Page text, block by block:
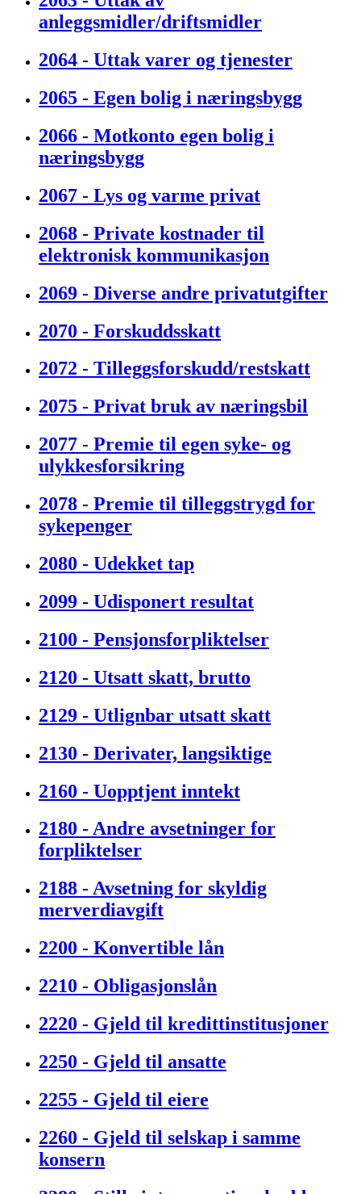
anleggsmidler/driftsmidler
2064 - Uttak varer og tjenester
2065 - Egen bolig i næringsbygg
2066 - Motkonto egen bolig i
næringsbygg
2067 - Lys og varme privat
2068 - Private kostnader til
elektronisk kommunikasjon
2069 - Diverse andre privatutgifter
2070 - Forskuddsskatt
2072 - Tilleggsforskudd/restskatt
2075 - Privat bruk av næringsbil
2077 - Premie til egen syke- og
ulykkesforsikring
2078 - Premie til tilleggstrygd for
sykepenger
2080 - Udekket tap
2099 - Udisponert resultat
2100 - Pensjonsforpliktelser
2120 - Utsatt skatt, brutto
2129 - Utlignbar utsatt skatt
2130 - Derivater, langsiktige
2160 - Uopptjent inntekt
2180 - Andre avsetninger for
forpliktelser
2188 - Avsetning for skyldig
merverdiavgift
2200 - Konvertible lån
2210 - Obligasjonslån
2220 - Gjeld til kredittinstitusjoner
2250 - Gjeld til ansatte
2255 - Gjeld til eiere
2260 - Gjeld til selskap i samme
konsern